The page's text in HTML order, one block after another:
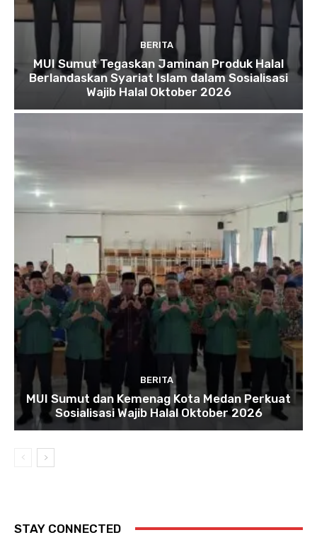
BERITA
MUI Sumut Tegaskan Jaminan Produk Halal
Berlandaskan Syariat Islam dalam Sosialisasi
Wajib Halal Oktober 2026
BERITA
MUI Sumut dan Kemenag Kota Medan Perkuat
Sosialisasi Wajib Halal Oktober 2026
STAY CONNECTED